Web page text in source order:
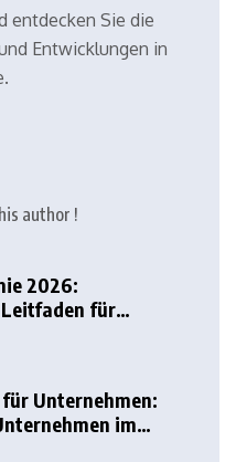
entdecken Sie die
Entwicklungen in
author !
2026:
für
Unternehmen:
im
sollte